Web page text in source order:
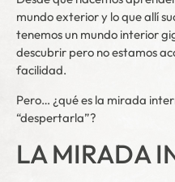
mundo exterior y lo que allí
tenemos un mundo interior
descubrir pero no estamos
facilidad.
Pero… ¿qué es la mirada
“despertarla”?
LA MIRADA